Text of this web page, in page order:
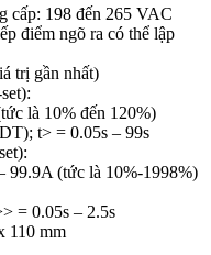
cấp: 198 đến 265 VAC
điểm ngõ ra có thể lập
trị gần nhất)
là 10% đến 120%)
t> = 0.05s – 99s
99.9A (tức là 10%-1998%)
= 0.05s – 2.5s
110 mm